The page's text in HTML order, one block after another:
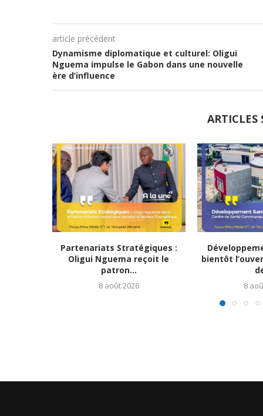
article précédent
Dynamisme diplomatique et culturel: Oligui
Nguema impulse le Gabon dans une nouvelle
ère d’influence
ARTICLES
Partenariats Stratégiques :
Oligui Nguema reçoit le
patron...
8 août 2026
bientôt
8